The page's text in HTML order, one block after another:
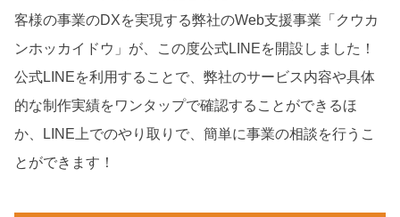
客様の事業のDXを実現する弊社のWeb支援事業「クウカ
ンホッカイドウ」が、この度公式LINEを開設しました！
公式LINEを利用することで、弊社のサービス内容や具体
的な制作実績をワンタップで確認することができるほ
か、LINE上でのやり取りで、簡単に事業の相談を行うこ
とができます！